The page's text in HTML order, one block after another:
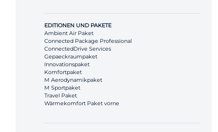
EDITIONEN UND PAKETE
Ambient Air Paket
Connected Package Professional
ConnectedDrive Services
Gepaeckraumpaket
Innovationspaket
Komfortpaket
M Aerodynamikpaket
M Sportpaket
Travel Paket
Wärmekomfort Paket vorne